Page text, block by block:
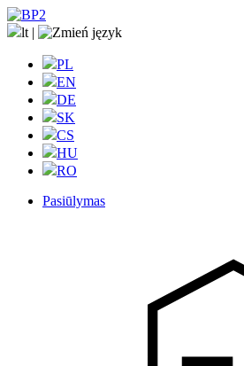
lt |
PL
EN
DE
SK
CS
HU
RO
Pasiūlymas